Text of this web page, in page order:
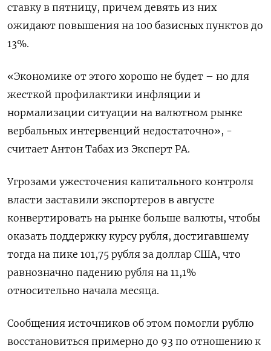
ставку в пятницу, причем девять из них
ожидают повышения на 100 базисных пунктов до
13%.
«Экономике от этого хорошо не будет – но для
жесткой профилактики инфляции и
нормализации ситуации на валютном рынке
вербальных интервенций недостаточно», -
считает Антон Табах из Эксперт РА.
Угрозами ужесточения капитального контроля
власти заставили экспортеров в августе
конвертировать на рынке больше валюты, чтобы
оказать поддержку курсу рубля, достигавшему
тогда на пике 101,75 рубля за доллар США, что
равнозначно падению рубля на 11,1%
относительно начала месяца.
Сообщения источников об этом помогли рублю
восстановиться примерно до 93 по отношению к